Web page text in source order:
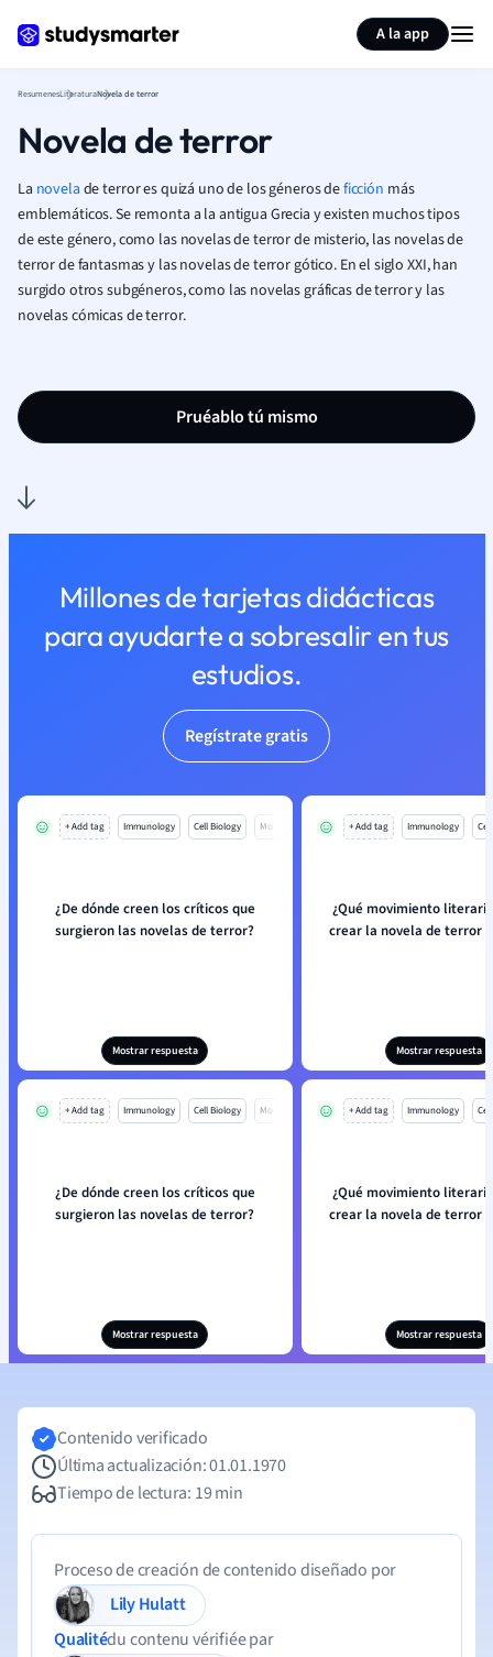
A la app
ResumenesLiteraturaNovela de terror
Novela de terror
La novela de terror es quizá uno de los géneros deficción más
emblemáticos. Se remonta a la antigua Grecia y existen muchos tipos
de este género, como las novelas de terror de misterio, las novelas de
terror de fantasmas y las novelas de terror gótico. En el siglo XXI, han
surgido otros subgéneros, como las novelas gráficas de terror y las
novelas cómicas de terror.
Pruéablo tú mismo
Millones de tarjetas didácticas
para ayudarte a sobresalir en tus
estudios.
Regístrate gratis
+ Add tag Immunology Cell Biology Mo
¿De dónde creen los críticos que
surgieron las novelas de terror?
Mostrar respuesta
+ Add tag Immunology
¿Qué movimiento
crear la novela de terror
Mostrar respuesta
+ Add tag Immunology Cell Biology Mo
¿De dónde creen los críticos que
surgieron las novelas de terror?
Mostrar respuesta
+ Add tag Immunology
¿Qué movimiento
crear la novela de terror
Mostrar respuesta
Resumir página
Contenido verificado
Última actualización: 01.01.1970
Tiempo de lectura: 19 min
Proceso de creación de contenido diseñado por
Lily Hulatt
Qualitédu contenu vérifiée par